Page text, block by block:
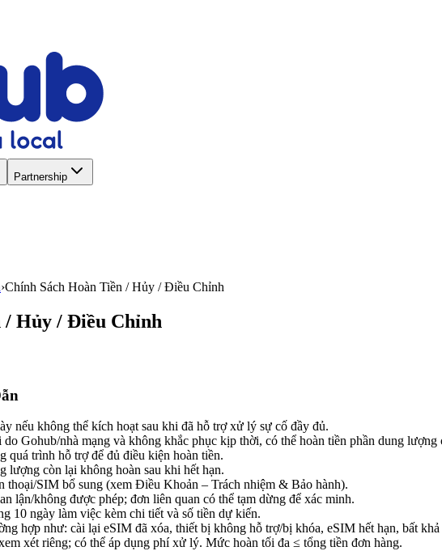
Partnership
›Chính Sách Hoàn Tiền / Hủy / Điều Chỉnh
/ Hủy / Điều Chỉnh
nếu không thể kích hoạt sau khi đã hỗ trợ xử lý sự cố đầy đủ.
Gohub/nhà mạng và không khắc phục kịp thời, có thể hoàn tiền phần dung lượng
quá trình hỗ trợ để đủ điều kiện hoàn tiền.
lượng còn lại không hoàn sau khi hết hạn.
thoại/SIM bổ sung (xem Điều Khoản – Trách nhiệm & Bảo hành).
lận/không được phép; đơn liên quan có thể tạm dừng để xác minh.
10 ngày làm việc kèm chi tiết và số tiền dự kiến.
hợp như: cài lại eSIM đã xóa, thiết bị không hỗ trợ/bị khóa, eSIM hết hạn, bất
xét riêng; có thể áp dụng phí xử lý. Mức hoàn tối đa ≤ tổng tiền đơn hàng.